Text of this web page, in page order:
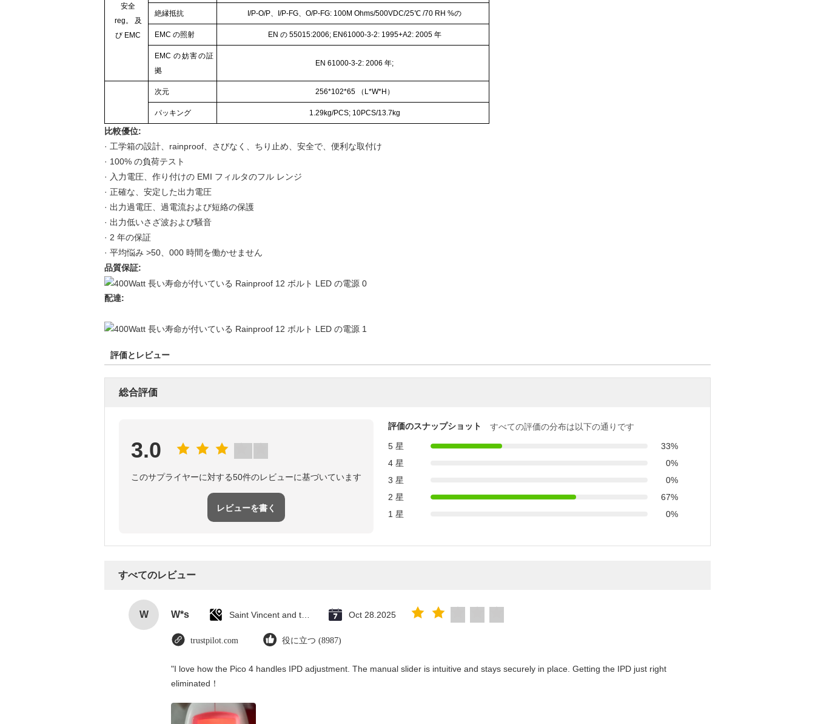
安全
reg。 及
び EMC
絶縁抵抗 I/P-O/P、I/P-FG、O/P-FG: 100M Ohms/500VDC/25℃ /70 RH %の
EMC の照射 EN の 55015:2006; EN61000-3-2: 1995+A2: 2005 年
EMC の妨害の証
拠
EN 61000-3-2: 2006 年;
次元 256*102*65 （L*W*H）
パッキング 1.29kg/PCS; 10PCS/13.7kg
比較優位:
· 工学箱の設計、rainproof、さびなく、ちり止め、安全で、便利な取付け
· 100% の負荷テスト
· 入力電圧、作り付けの EMI フィルタのフル レンジ
· 正確な、安定した出力電圧
· 出力過電圧、過電流および短絡の保護
· 出力低いさざ波および騒音
· 2 年の保証
· 平均悩み >50、000 時間を働かせません
品質保証:
配達:
評価とレビュー
総合評価
3.0
このサプライヤーに対する50件のレビューに基づいています
レビューを書く
評価のスナップショット
すべての評価の分布は以下の通りです
5 星
33%
4 星
0%
3 星
0%
2 星
67%
1 星
0%
すべてのレビュー
W W*s Oct 28.2025
trustpilot.com 役に立つ (8987)
"I love how the Pico 4 handles IPD adjustment. The manual slider is intuitive and stays securely in place. Getting the IPD just right
eliminated！